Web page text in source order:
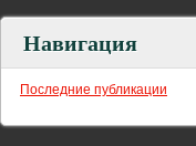
Навигация
Последние публикации